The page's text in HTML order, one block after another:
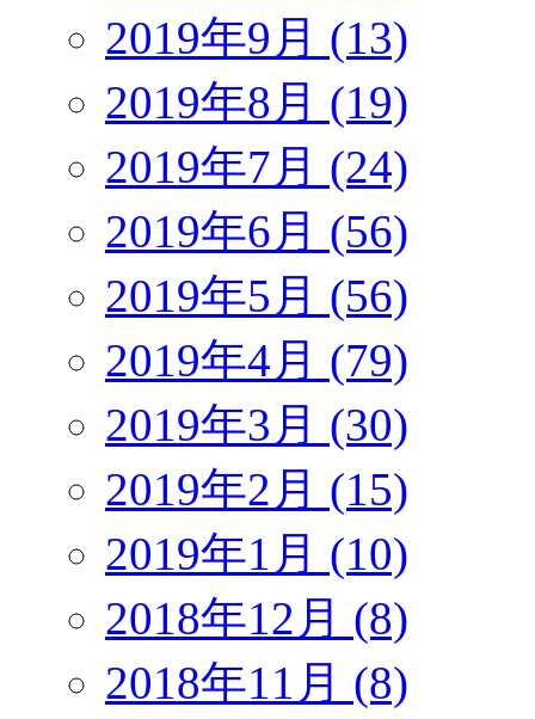
2019年9月 (13)
2019年8月 (19)
2019年7月 (24)
2019年6月 (56)
2019年5月 (56)
2019年4月 (79)
2019年3月 (30)
2019年2月 (15)
2019年1月 (10)
2018年12月 (8)
2018年11月 (8)